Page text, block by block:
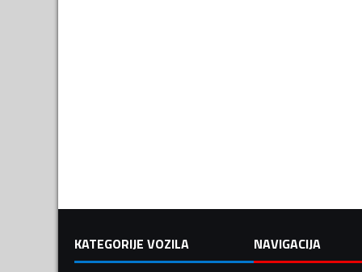
KATEGORIJE VOZILA
NAVIGACIJA